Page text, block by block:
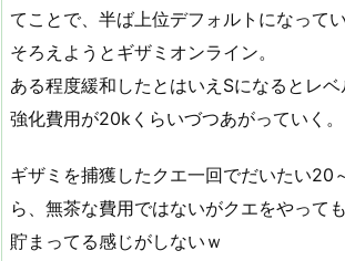
てことで、半ば上位デフォルトになって
そろえようとギザミオンライン。
ある程度緩和したとはいえSになるとレ
強化費用が20kくらいづつあがっていく。
ギザミを捕獲したクエ一回でだいたい20
ら、無茶な費用ではないがクエをやって
貯まってる感じがしないｗ